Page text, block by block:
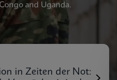
and Uganda.
in Zeiten der Not: